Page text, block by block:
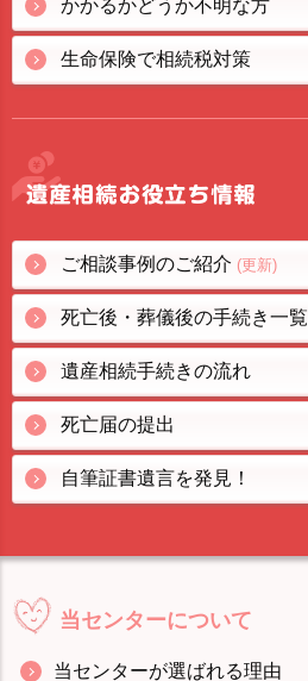
かかるかどうか不明な方
生命保険で相続税対策
ご相談事例のご紹介 (更新)
死亡後・葬儀後の手続き一覧
遺産相続手続きの流れ
死亡届の提出
自筆証書遺言を発見！
当センターについて
当センターが選ばれる理由